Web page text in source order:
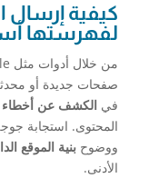
كيفية
لفهرستها
صفحات جديدة أو
في الكشف عن
المحتوى. استجابة
ووضوح بنية الموقع
الأدنى.